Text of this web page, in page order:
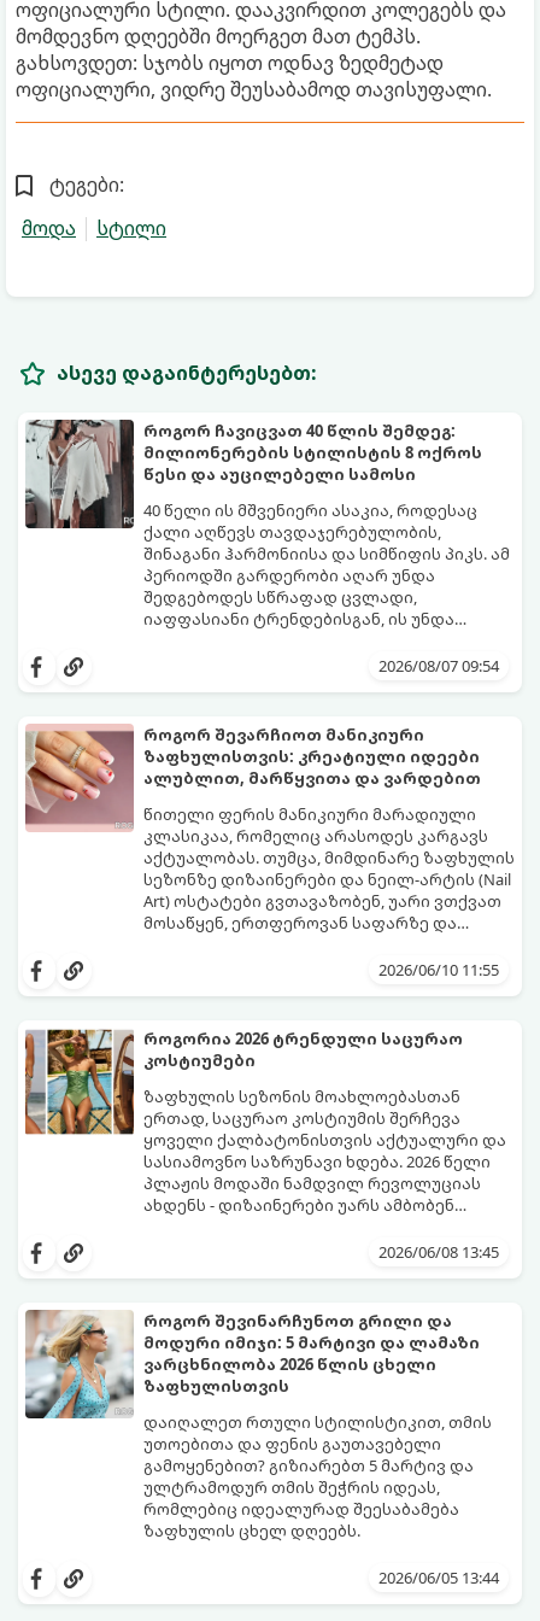
ოფიციალური სტილი. დააკვირდით კოლეგებს და
მომდევნო დღეებში მოერგეთ მათ ტემპს.
გახსოვდეთ: სჯობს იყოთ ოდნავ ზედმეტად
ოფიციალური, ვიდრე შეუსაბამოდ თავისუფალი.
ტეგები:
მოდა
სტილი
ასევე დაგაინტერესებთ:
როგორ ჩავიცვათ 40 წლის შემდეგ:
მილიონერების სტილისტის 8 ოქროს
წესი და აუცილებელი სამოსი
40 წელი ის მშვენიერი ასაკია, როდესაც
ქალი აღწევს თავდაჯერებულობის,
შინაგანი ჰარმონიისა და სიმწიფის პიკს. ამ
პერიოდში გარდერობი აღარ უნდა
შედგებოდეს სწრაფად ცვლადი,
იაფფასიანი ტრენდებისგან, ის უნდა
რომელიც მილიონერებსა და
წელს გადაცილებული თითოეული
ქალბატონის გარდერობში უნდა იყოს:
2026/08/07 09:54
როგორ შევარჩიოთ მანიკიური
ზაფხულისთვის: კრეატიული იდეები
ალუბლით, მარწყვითა და ვარდებით
წითელი ფერის მანიკიური მარადიული
კლასიკაა, რომელიც არასოდეს კარგავს
აქტუალობას. თუმცა, მიმდინარე ზაფხულის
სეზონზე დიზაინერები და ნეილ-არტის (Nail
Art) ოსტატები გვთავაზობენ, უარი ვთქვათ
მოსაწყენ, ერთფეროვან საფარზე და
წვნიანი და რომანტიკული განწყობა
კლასიკური ალისფერიდან დაწყებული,
ექსპერიმენტებისთვის. გაიგეთ, რომელი
სამი მთავარი პრინტი იქნება ივნისის
ყველაზე ცხელი ტრენდი ფრჩხილების
მოდაში:
2026/06/10 11:55
როგორია 2026 ტრენდული საცურაო
კოსტიუმები
ზაფხულის სეზონის მოახლოებასთან
ერთად, საცურაო კოსტიუმის შერჩევა
ყოველი ქალბატონისთვის აქტუალური და
სასიამოვნო საზრუნავი ხდება. 2026 წელი
პლაჟის მოდაში ნამდვილ რევოლუციას
ახდენს - დიზაინერები უარს ამბობენ
აქცენტს აკეთებენ კომფორტის,
გაძლევთ იყოთ მაქსიმალურად თამამი,
კომფორტულად იგრძნოთ. გაიგეთ,
რომელი საცურაო კოსტიუმები იქნება 2026
წლის ზაფხულის მთავარი ჰიტი:
2026/06/08 13:45
როგორ შევინარჩუნოთ გრილი და
მოდური იმიჯი: 5 მარტივი და ლამაზი
ვარცხნილობა 2026 წლის ცხელი
ზაფხულისთვის
დაიღალეთ რთული სტილისტიკით, თმის
უთოებითა და ფენის გაუთავებელი
გამოყენებით? გიზიარებთ 5 მარტივ და
ულტრამოდურ თმის შეჭრის იდეას,
რომლებიც იდეალურად შეესაბამება
ზაფხულის ცხელ დღეებს.
სცდება, ხოლო ჰაერის ტენიანობა პიკს
2026/06/05 13:44